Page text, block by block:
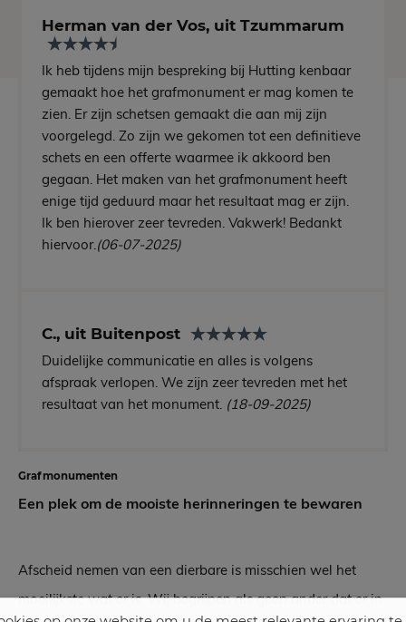
Herman van der Vos, uit Tzummarum
Ik heb tijdens mijn bespreking bij Hutting kenbaar
gemaakt hoe het grafmonument er mag komen te
zien. Er zijn schetsen gemaakt die aan mij zijn
voorgelegd. Zo zijn we gekomen tot een definitieve
schets en een offerte waarmee ik akkoord ben
gegaan. Het maken van het grafmonument heeft
enige tijd geduurd maar het resultaat mag er zijn.
Ik ben hierover zeer tevreden. Vakwerk! Bedankt
hiervoor.(06-07-2025)
C., uit Buitenpost
Duidelijke communicatie en alles is volgens
afspraak verlopen. We zijn zeer tevreden met het
resultaat van het monument. (18-09-2025)
Grafmonumenten
Een plek om de mooiste herinneringen te bewaren
Afscheid nemen van een dierbare is misschien wel het
moeilijkste wat er is. Wij begrijpen als geen ander dat er in